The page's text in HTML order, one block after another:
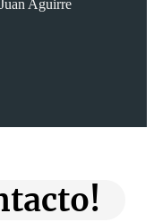
Juan Aguirre